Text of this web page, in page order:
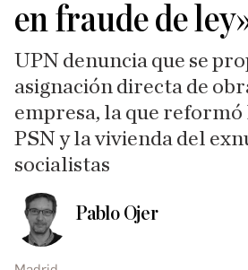
en fraude de
UPN denuncia que se
asignación directa de
empresa, la que reformó
PSN y la vivienda del
socialistas
Pablo Ojer